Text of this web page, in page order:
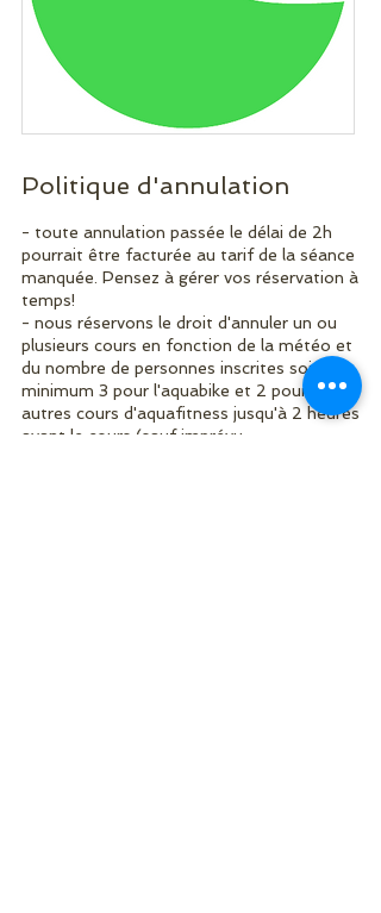
Politique d'annulation
- toute annulation passée le délai de 2h
pourrait être facturée au tarif de la séance
manquée. Pensez à gérer vos réservation à
temps!
- nous réservons le droit d'annuler un ou
plusieurs cours en fonction de la météo et
du nombre de personnes inscrites soit
minimum 3 pour l'aquabike et 2 pour nos
autres cours d'aquafitness jusqu'à 2 heures
avant le cours (sauf imprévu